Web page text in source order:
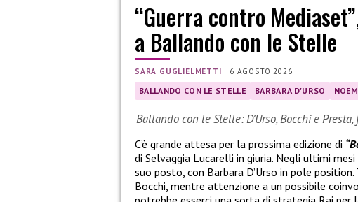
“Guerra contro
a Ballando con le Stelle
SARA GUGLIELMETTI | 6 AGOSTO 2026
BALLANDO CON LE STELLE BARBARA D'URSO
Ballando con le Stelle: D’Urso, Bocchi e
C’è grande attesa per la prossima edizione di
di Selvaggia Lucarelli in giuria. Negli ultimi
suo posto, con Barbara D’Urso in pole
Bocchi, mentre attenzione a un possibile